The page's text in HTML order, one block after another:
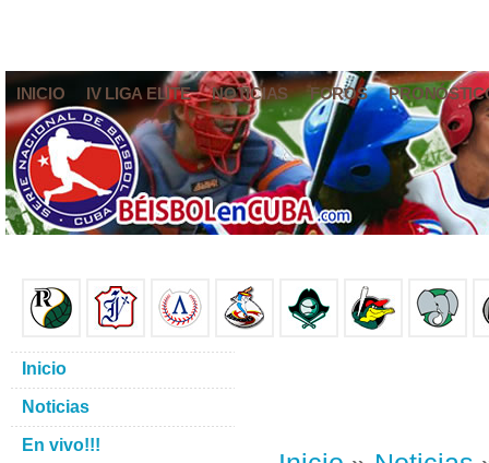
INICIO IV LIGA ELITE NOTICIAS FOROS
Inicio
Noticias
En vivo!!!